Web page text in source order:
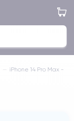
— iPhone 14 Pro Max -